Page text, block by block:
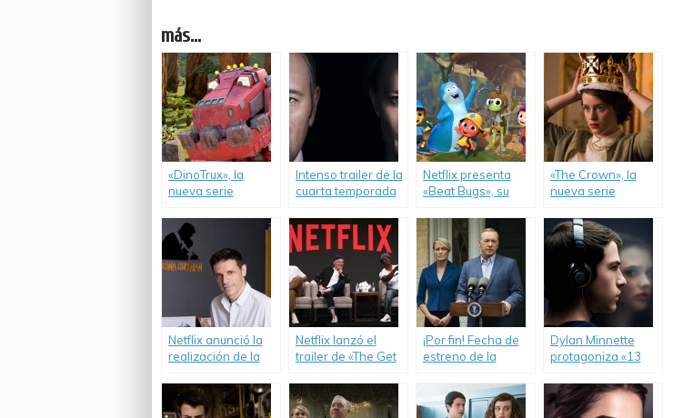
más...
«DinoTrux», la
nueva serie
más chicos.
Intenso trailer de la
cuarta temporada
Cards».
Netflix presenta
«Beat Bugs», su
musical.
«The Crown», la
nueva serie
Netflix anunció la
realización de la
original en
Argentina.
Netflix lanzó el
trailer de «The Get
¡Por fin! Fecha de
estreno de la
de «House of
Cards».
Dylan Minnette
protagoniza «13